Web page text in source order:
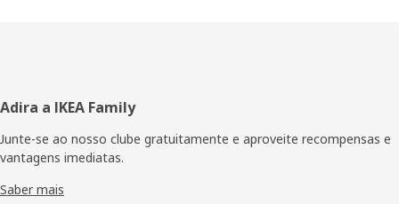
Rodapé
Adira a IKEA Family
Junte-se ao nosso clube gratuitamente e aproveite recompensas e
vantagens imediatas.
Saber mais